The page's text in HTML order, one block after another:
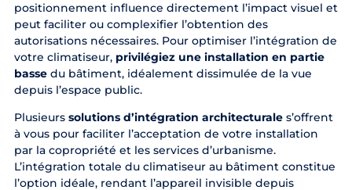
positionnement influence directement l’impact visuel et
peut faciliter ou complexifier l’obtention des
autorisations nécessaires. Pour optimiser l’intégration de
votre climatiseur, privilégiez une installation en partie
bassedu bâtiment, idéalement dissimulée de la vue
depuis l’espace public.
Plusieurs solutions d’intégration architecturales’offrent
à vous pour faciliter l’acceptation de votre installation
par la copropriété et les services d’urbanisme.
L’intégration totale du climatiseur au bâtiment constitue
l’option idéale, rendant l’appareil invisible depuis